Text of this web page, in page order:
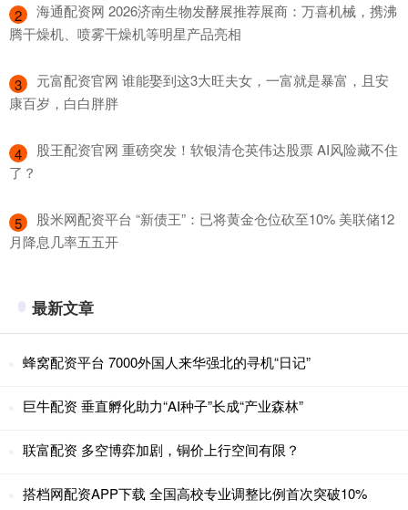
2
​海通配资网 2026济南生物发酵展推荐展商：万喜机械，携沸
腾干燥机、喷雾干燥机等明星产品亮相
3
​元富配资官网 谁能娶到这3大旺夫女，一富就是暴富，且安
康百岁，白白胖胖
4
​股王配资官网 重磅突发！软银清仓英伟达股票 AI风险藏不住
了？
5
​股米网配资平台 “新债王”：已将黄金仓位砍至10% 美联储12
月降息几率五五开
最新文章
蜂窝配资平台 7000外国人来华强北的寻机“日记”
巨牛配资 垂直孵化助力“AI种子”长成“产业森林”
联富配资 多空博弈加剧，铜价上行空间有限？
搭档网配资APP下载 全国高校专业调整比例首次突破10%